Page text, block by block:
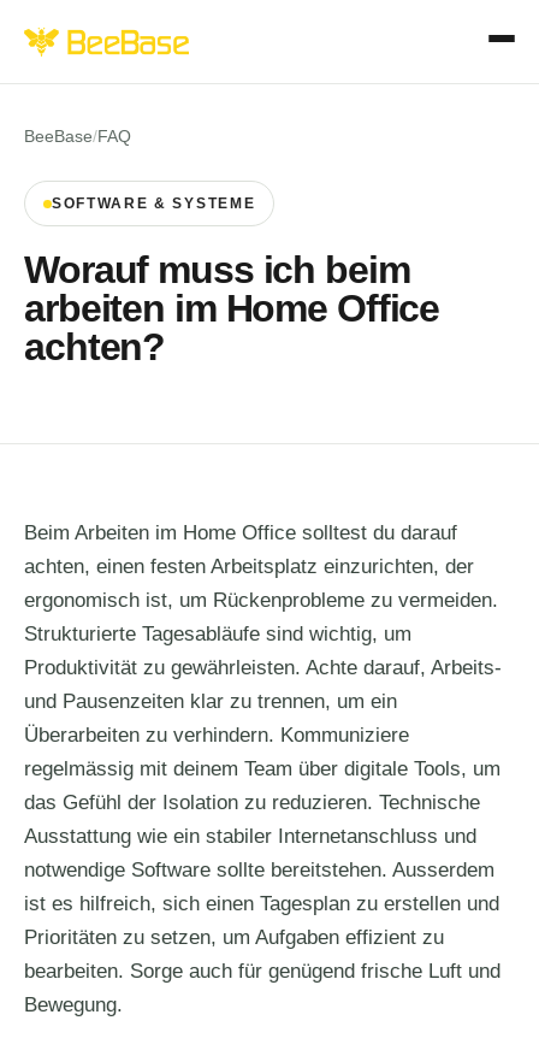
BeeBase/FAQ
SOFTWARE & SYSTEME
Worauf muss ich beim
arbeiten im Home Office
achten?
Beim Arbeiten im Home Office solltest du darauf
achten, einen festen Arbeitsplatz einzurichten, der
ergonomisch ist, um Rückenprobleme zu vermeiden.
Strukturierte Tagesabläufe sind wichtig, um
Produktivität zu gewährleisten. Achte darauf, Arbeits-
und Pausenzeiten klar zu trennen, um ein
Überarbeiten zu verhindern. Kommuniziere
regelmässig mit deinem Team über digitale Tools, um
das Gefühl der Isolation zu reduzieren. Technische
Ausstattung wie ein stabiler Internetanschluss und
notwendige Software sollte bereitstehen. Ausserdem
ist es hilfreich, sich einen Tagesplan zu erstellen und
Prioritäten zu setzen, um Aufgaben effizient zu
bearbeiten. Sorge auch für genügend frische Luft und
Bewegung.